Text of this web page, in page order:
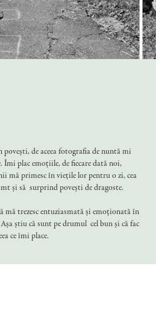
povești, de aceea fotografia de nuntă mi
Îmi plac emoțiile, de fiecare dată noi,
mă primesc în viețile lor pentru o zi, cea
și să surprind povești de dragoste.
mă trezesc entuziasmată și emoționată în
știu că sunt pe drumul cel bun și că fac
ce îmi place.